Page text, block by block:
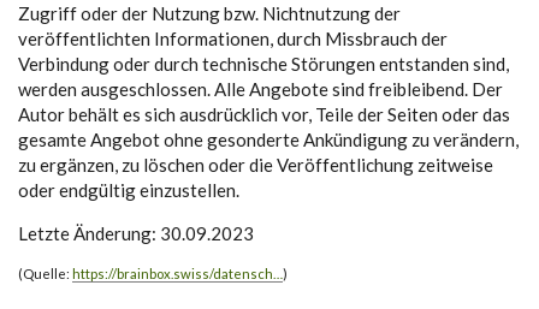
Zugriff oder der Nutzung bzw. Nichtnutzung der
veröffentlichten Informationen, durch Missbrauch der
Verbindung oder durch technische Störungen entstanden sind,
werden ausgeschlossen. Alle Angebote sind freibleibend. Der
Autor behält es sich ausdrücklich vor, Teile der Seiten oder das
gesamte Angebot ohne gesonderte Ankündigung zu verändern,
zu ergänzen, zu löschen oder die Veröffentlichung zeitweise
oder endgültig einzustellen.
Letzte Änderung: 30.09.2023
(Quelle: https://brainbox.swiss/datensch… )